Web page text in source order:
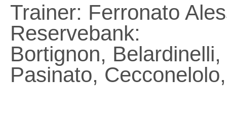
Trainer: Ferronato
Reservebank:
Bortignon,
Pasinato,